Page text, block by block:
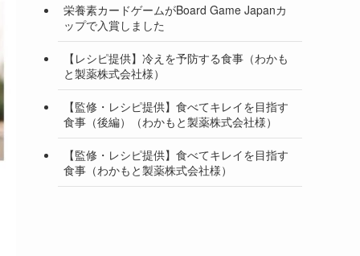
栄養素カードゲームがBoard Game Japanカ
ップで入賞しました
【レシピ提供】冷えを予防する食事（わかも
と製薬株式会社様）
【監修・レシピ提供】食べてキレイを目指す
食事（後編）（わかもと製薬株式会社様）
【監修・レシピ提供】食べてキレイを目指す
食事（わかもと製薬株式会社様）